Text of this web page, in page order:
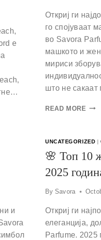
е
Откриј ги
го спојуваат
во Savora
машкото и
мириси
што не сакаат
READ MORE
и
UNCATEGORIZED |
🌸 Топ 10
2025
By Savora
Откриј ги
елеганција,
Parfume. 2025